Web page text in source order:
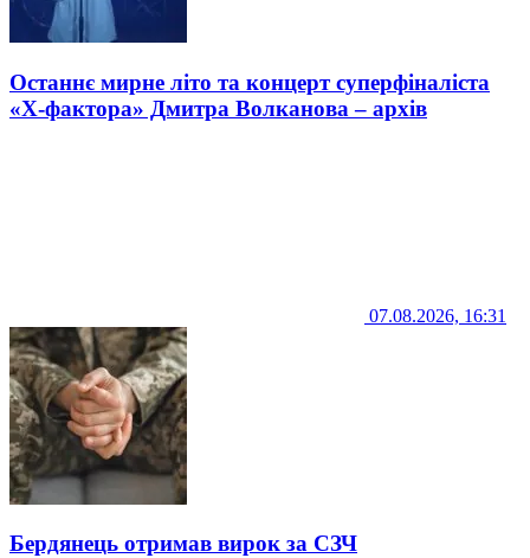
Останнє мирне літо та концерт суперфіналіста
«Х-фактора» Дмитра Волканова – архів
07.08.2026, 16:31
Бердянець отримав вирок за СЗЧ